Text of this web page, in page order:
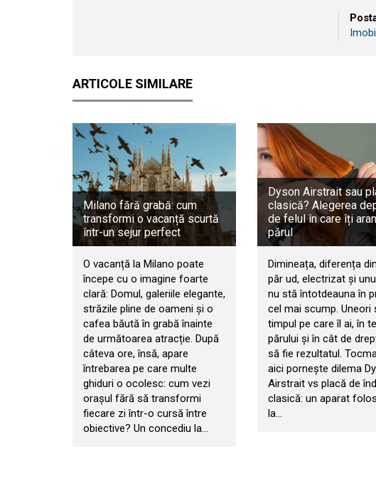
ARTICOLE SIMILARE
Milano fără grabă: cum
transformi o vacanță scurtă
într-un sejur perfect
O vacanță la Milano poate
începe cu o imagine foarte
clară: Domul, galeriile elegante,
străzile pline de oameni și o
cafea băută în grabă înainte
de următoarea atracție. După
câteva ore, însă, apare
întrebarea pe care multe
ghiduri o ocolesc: cum vezi
orașul fără să transformi
fiecare zi într-o cursă între
obiective? Un concediu la…
Dyson Airstrait sau
clasică? Alegerea
de felul în care îți
părul
Dimineața, diferența
păr ud, electrizat și
nu stă întotdeauna în
cel mai scump. Uneori
timpul pe care îl ai, în
părului și în cât de
să fie rezultatul.
aici pornește dilema
Airstrait vs placă de
clasică: un aparat
la…